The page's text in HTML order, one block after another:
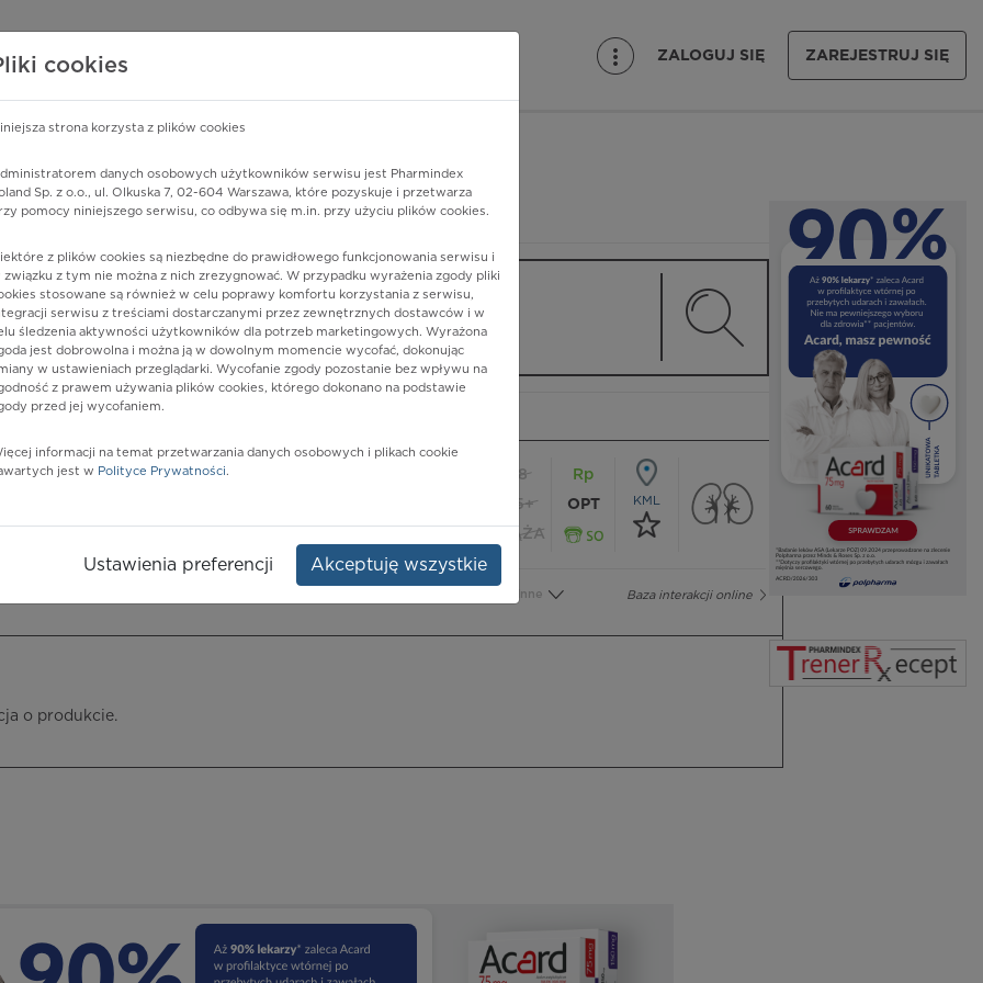
o lekach
PHARMINDEX ZALOGUJ SIĘ ZAREJESTRUJ SIĘ
Pharmindex
lider wiedzy o lekach
lub substancję czynną
Postać:opatrunek 10,5 x 19 cm
18
65+
CIĄŻA
Rp
OPT
KML
Baza interakcji online
Inne
o produkcie.
cookies
strona korzysta z plików cookies
danych osobowych użytkowników serwisu jest Pharmindex
Sp. z o.o., ul. Olkuska 7, 02-604 Warszawa, które pozyskuje i przetwarza
pomocy niniejszego serwisu, co odbywa się m.in. przy użyciu plików cookies.
z plików cookies są niezbędne do prawidłowego funkcjonowania serwisu i
związku z tym nie można z nich zrezygnować. W przypadku wyrażenia zgody pliki
stosowane są również w celu poprawy komfortu korzystania z serwisu,
serwisu z treściami dostarczanymi przez zewnętrznych dostawców i w
śledzenia aktywności użytkowników dla potrzeb marketingowych. Wyrażona
jest dobrowolna i można ją w dowolnym momencie wycofać, dokonując
w ustawieniach przeglądarki. Wycofanie zgody pozostanie bez wpływu na
z prawem używania plików cookies, którego dokonano na podstawie
przed jej wycofaniem.
informacji na temat przetwarzania danych osobowych i plikach cookie
jest w Polityce Prywatności.
Ustawienia preferencji Akceptuję wszystkie